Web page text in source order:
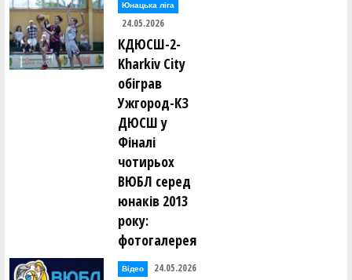
Юнацька ліга
24.05.2026
КДЮСШ-2-
Kharkiv City
обіграв
Ужгород-КЗ
ДЮСШ у
Фіналі
чотирьох
ВЮБЛ серед
юнаків 2013
року:
фотогалерея
Відео 24.05.2026